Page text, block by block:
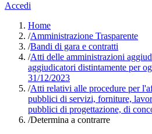
Accedi
Home
/Amministrazione Trasparente
/Bandi di gara e contratti
/Atti delle amministrazioni
aggiudicatori distintamente per
31/12/2023
/Atti relativi alle procedure per
pubblici di servizi, forniture,
pubblici di progettazione, di
/Determina a contrarre